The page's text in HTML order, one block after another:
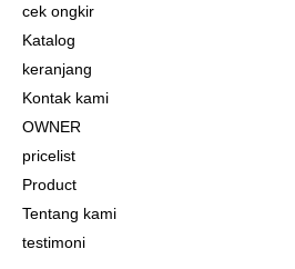
cek ongkir
Katalog
keranjang
Kontak kami
OWNER
pricelist
Product
Tentang kami
testimoni